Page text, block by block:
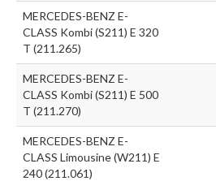
MERCEDES-BENZ E-
CLASS Kombi (S211) E 320
T (211.265)
MERCEDES-BENZ E-
CLASS Kombi (S211) E 500
T (211.270)
MERCEDES-BENZ E-
CLASS Limousine (W211) E
240 (211.061)